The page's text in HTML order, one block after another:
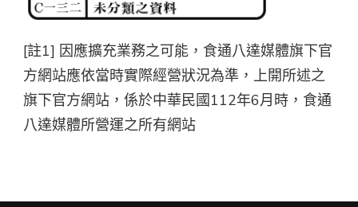
[註1] 因應擴充業務之可能，食通八達媒體旗下官
方網站應依當時實際經營狀況為準，上開所述之
旗下官方網站，係於中華民國112年6月時，食通
八達媒體所營運之所有網站